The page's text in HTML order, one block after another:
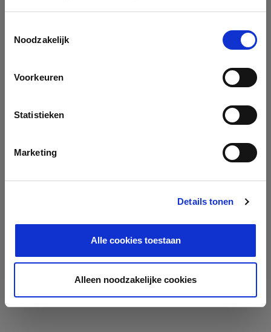
Noodzakelijk
Voorkeuren
Statistieken
Marketing
Details tonen
Alle cookies toestaan
Alleen noodzakelijke cookies